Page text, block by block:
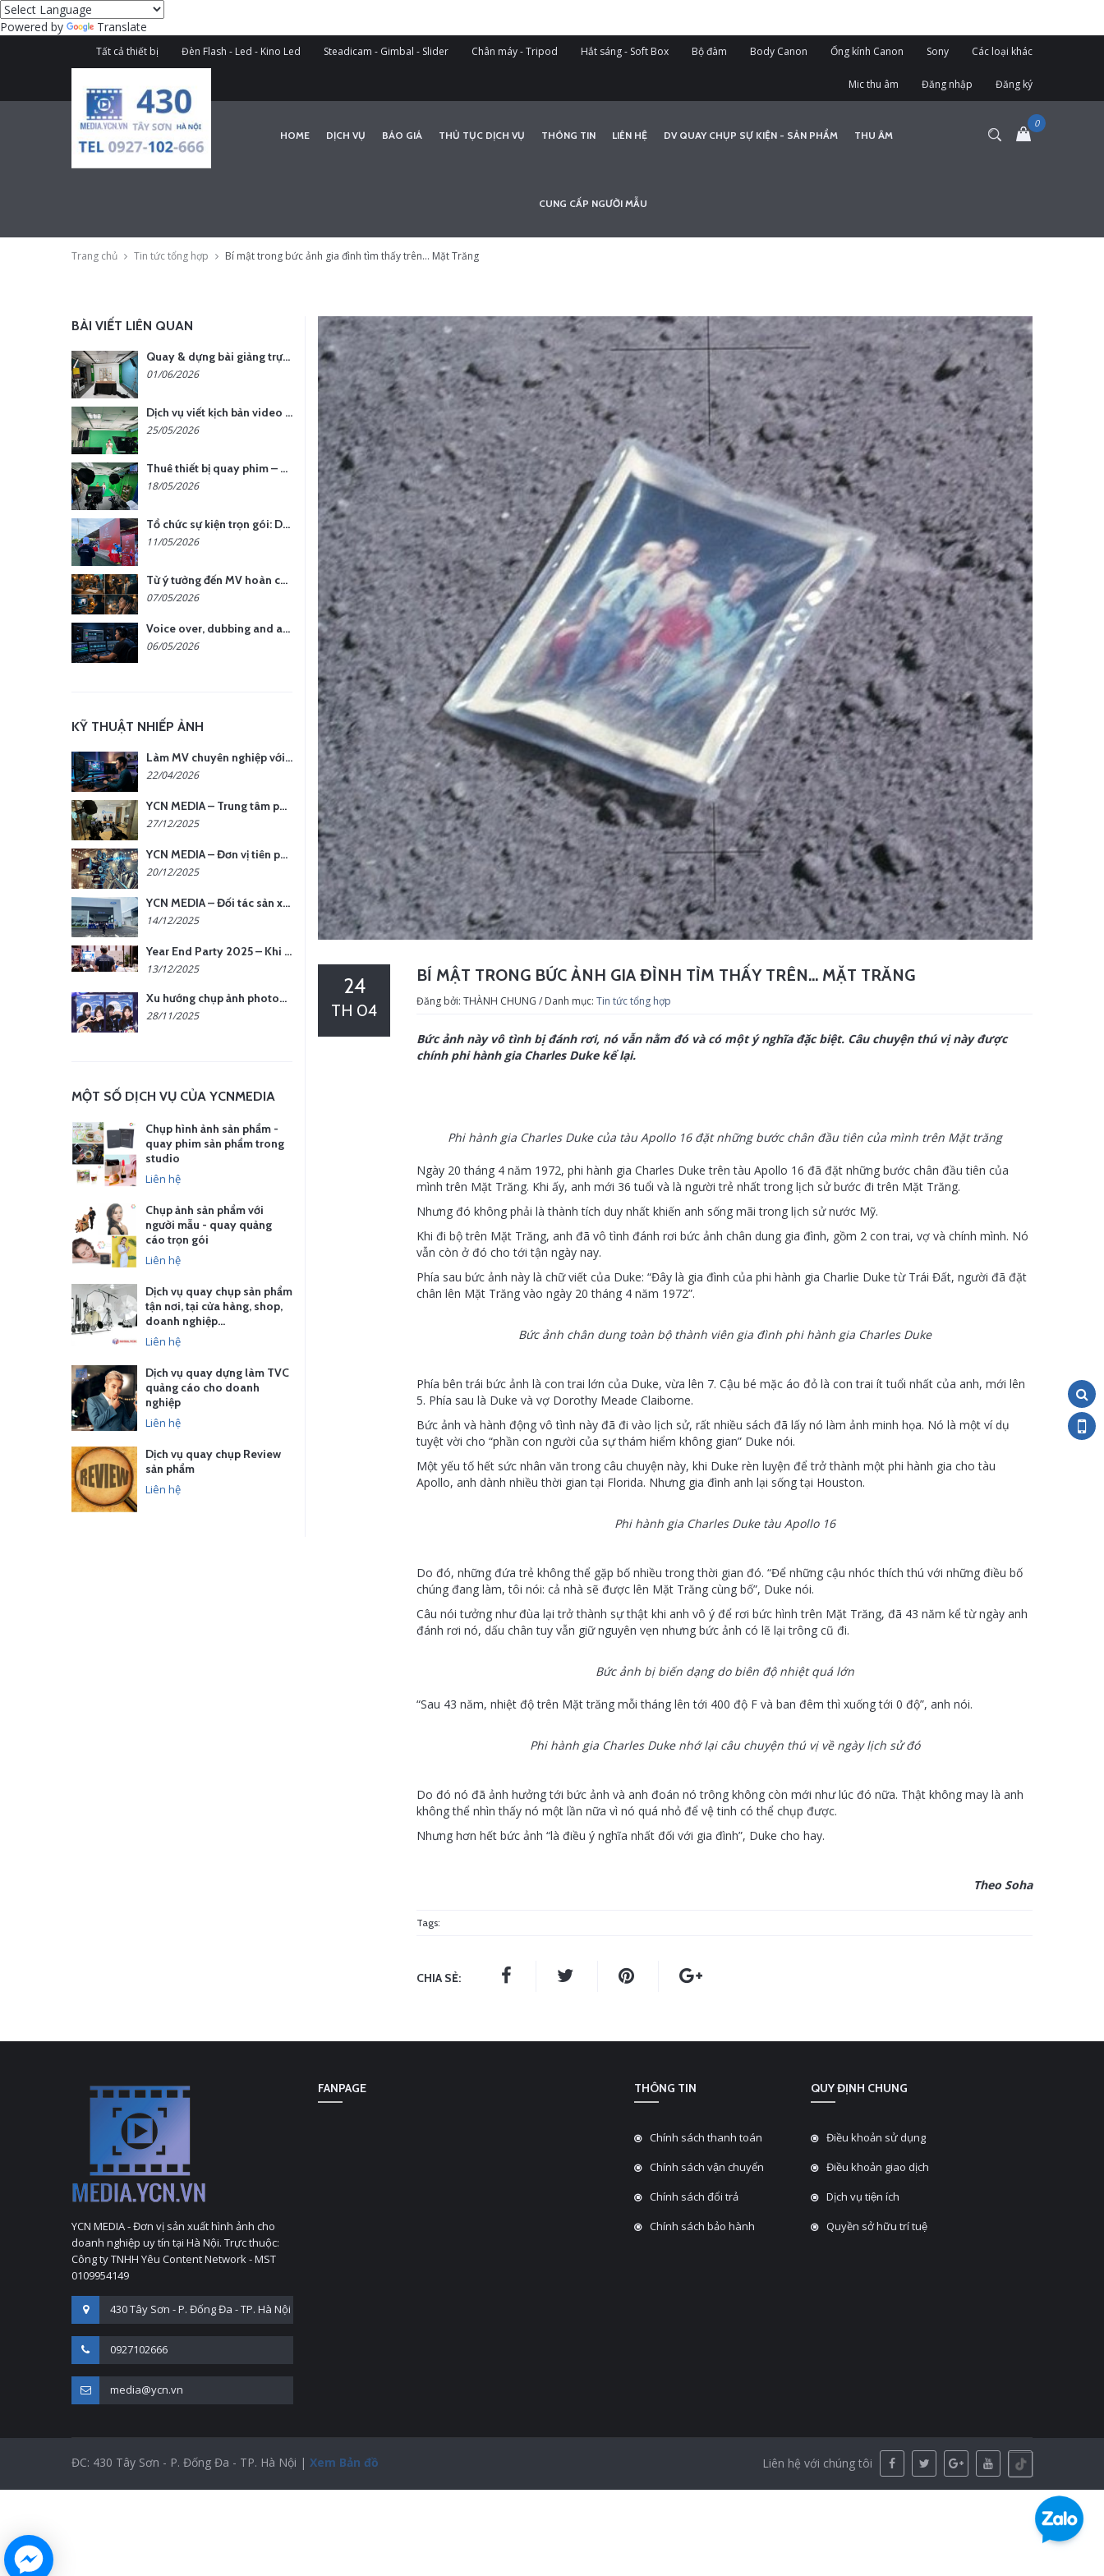
Powered by Translate
Tất cả thiết bị Đèn Flash - Led - Kino Led Steadicam - Gimbal - Slider Chân máy - Tripod Hắt sáng - Soft Box Bộ đàm Body Canon Ống kính Canon Sony Các loại khác
Mic thu âm Đăng nhập Đăng ký
HOME DỊCH VỤ BÁO GIÁ THỦ TỤC DỊCH VỤ THÔNG TIN LIÊN HỆ DV QUAY CHỤP SỰ KIỆN - SẢN PHẨM THU ÂM
CUNG CẤP NGƯỜI MẪU
Trang chủ Tin tức tổng hợp Bí mật trong bức ảnh gia đình tìm thấy trên… Mặt Trăng
BÍ MẬT TRONG BỨC ẢNH GIA ĐÌNH TÌM THẤY TRÊN… MẶT TRĂNG
24
TH 04 Đăng bởi: THÀNH CHUNG / Danh mục: Tin tức tổng hợp
Bức ảnh này vô tình bị đánh rơi, nó vẫn nằm đó và có một ý nghĩa đặc biệt. Câu chuyện thú vị này được
chính phi hành gia Charles Duke kể lại.
Phi hành gia Charles Duke của tàu Apollo 16 đặt những bước chân đầu tiên của mình trên Mặt trăng
Ngày 20 tháng 4 năm 1972, phi hành gia Charles Duke trên tàu Apollo 16 đã đặt những bước chân đầu tiên của
mình trên Mặt Trăng. Khi ấy, anh mới 36 tuổi và là người trẻ nhất trong lịch sử bước đi trên Mặt Trăng.
Nhưng đó không phải là thành tích duy nhất khiến anh sống mãi trong lịch sử nước Mỹ.
Khi đi bộ trên Mặt Trăng, anh đã vô tình đánh rơi bức ảnh chân dung gia đình, gồm 2 con trai, vợ và chính mình. Nó
vẫn còn ở đó cho tới tận ngày nay.
Phía sau bức ảnh này là chữ viết của Duke: “Đây là gia đình của phi hành gia Charlie Duke từ Trái Đất, người đã đặt
chân lên Mặt Trăng vào ngày 20 tháng 4 năm 1972”.
Bức ảnh chân dung toàn bộ thành viên gia đình phi hành gia Charles Duke
Phía bên trái bức ảnh là con trai lớn của Duke, vừa lên 7. Cậu bé mặc áo đỏ là con trai ít tuổi nhất của anh, mới lên
5. Phía sau là Duke và vợ Dorothy Meade Claiborne.
Bức ảnh và hành động vô tình này đã đi vào lịch sử, rất nhiều sách đã lấy nó làm ảnh minh họa. Nó là một ví dụ
tuyệt vời cho “phần con người của sự thám hiểm không gian” Duke nói.
Một yếu tố hết sức nhân văn trong câu chuyện này, khi Duke rèn luyện để trở thành một phi hành gia cho tàu
Apollo, anh dành nhiều thời gian tại Florida. Nhưng gia đình anh lại sống tại Houston.
Phi hành gia Charles Duke tàu Apollo 16
Do đó, những đứa trẻ không thể gặp bố nhiều trong thời gian đó. “Để những cậu nhóc thích thú với những điều bố
chúng đang làm, tôi nói: cả nhà sẽ được lên Mặt Trăng cùng bố”, Duke nói.
Câu nói tưởng như đùa lại trở thành sự thật khi anh vô ý để rơi bức hình trên Mặt Trăng, đã 43 năm kể từ ngày anh
đánh rơi nó, dấu chân tuy vẫn giữ nguyên vẹn nhưng bức ảnh có lẽ lại trông cũ đi.
Bức ảnh bị biến dạng do biên độ nhiệt quá lớn
“Sau 43 năm, nhiệt độ trên Mặt trăng mỗi tháng lên tới 400 độ F và ban đêm thì xuống tới 0 độ”, anh nói.
Phi hành gia Charles Duke nhớ lại câu chuyện thú vị về ngày lịch sử đó
Do đó nó đã ảnh hưởng tới bức ảnh và anh đoán nó trông không còn mới như lúc đó nữa. Thật không may là anh
không thể nhìn thấy nó một lần nữa vì nó quá nhỏ để vệ tinh có thể chụp được.
Nhưng hơn hết bức ảnh “là điều ý nghĩa nhất đối với gia đình”, Duke cho hay.
Theo Soha
Tags:
CHIA SẺ:
BÀI VIẾT LIÊN QUAN
Quay & dựng bài giảng trực tuyến – Xu hướng đào tạo thời đại số
01/06/2026
Dịch vụ viết kịch bản video – Bước quan trọng quyết định thành công nội dung
25/05/2026
Thuê thiết bị quay phim – chụp ảnh: Giải pháp tối ưu chi phí cho doanh nghiệp
18/05/2026
Tổ chức sự kiện trọn gói: Doanh nghiệp được gì khi chọn đơn vị chuyên nghiệp?
11/05/2026
Từ ý tưởng đến MV hoàn chỉnh: giải pháp trọn gói tại YCN Media
07/05/2026
Voice over, dubbing and audio production services in Vietnam for global content
06/05/2026
KỸ THUẬT NHIẾP ẢNH
Làm MV chuyên nghiệp với chi phí tối ưu: nên chọn quay thực tế hay video AI?
22/04/2026
YCN MEDIA – Trung tâm phụ kiện quay chụp tại Hà Nội
27/12/2025
YCN MEDIA – Đơn vị tiên phong sản xuất hình ảnh & âm thanh bằng AI tại Hà Nội
20/12/2025
YCN MEDIA – Đối tác sản xuất hình ảnh chuyên nghiệp cho doanh nghiệp tại Hà Nội
14/12/2025
Year End Party 2025 – Khi Khoảnh Khắc Trở Thành Dấu Ấn | Gói Ưu Đãi Tháng 12 Từ YCN Media
13/12/2025
Xu hướng chụp ảnh photobooth tại các sự kiện hiện nay
28/11/2025
MỘT SỐ DỊCH VỤ CỦA YCNMEDIA
Chụp hình ảnh sản phẩm -
quay phim sản phẩm trong
studio
Liên hệ
Chụp ảnh sản phẩm với
người mẫu - quay quảng
cáo trọn gói
Liên hệ
Dịch vụ quay chụp sản phẩm
tận nơi, tại cửa hàng, shop,
doanh nghiệp…
Liên hệ
Dịch vụ quay dựng làm TVC
quảng cáo cho doanh
nghiệp
Liên hệ
Dịch vụ quay chụp Review
sản phẩm
Liên hệ
YCN MEDIA - Đơn vị sản xuất hình ảnh cho
doanh nghiệp uy tín tại Hà Nội. Trực thuộc:
Công ty TNHH Yêu Content Network - MST
0109954149
430 Tây Sơn - P. Đống Đa - TP. Hà Nội
0927102666
media@ycn.vn
FANPAGE THÔNG TIN
Chính sách thanh toán
Chính sách vận chuyển
Chính sách đổi trả
Chính sách bảo hành
QUY ĐỊNH CHUNG
Điều khoản sử dụng
Điều khoản giao dịch
Dịch vụ tiện ích
Quyền sở hữu trí tuệ
ĐC: 430 Tây Sơn - P. Đống Đa - TP. Hà Nội | Xem Bản đồ Liên hệ với chúng tôi